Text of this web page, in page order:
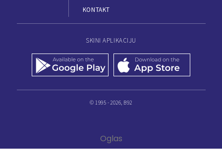
KONTAKT
SKINI APLIKACIJU
© 1995 - 2026, B92